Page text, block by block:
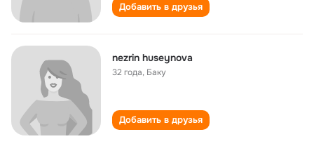
Добавить в друзья
nezrin huseynova
32 года, Баку
Добавить в друзья